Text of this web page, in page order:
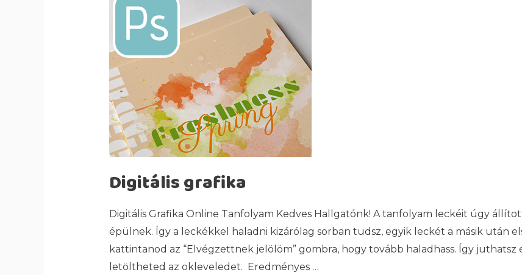
Digitális grafika
Digitális Grafika Online Tanfolyam Kedves Hallgatónk! A tanfolyam leckéit úgy
épülnek. Így a leckékkel haladni kizárólag sorban tudsz, egyik leckét a másik után
kattintanod az “Elvégzettnek jelölöm” gombra, hogy tovább haladhass. Így juthatsz
letöltheted az okleveledet. Eredményes …